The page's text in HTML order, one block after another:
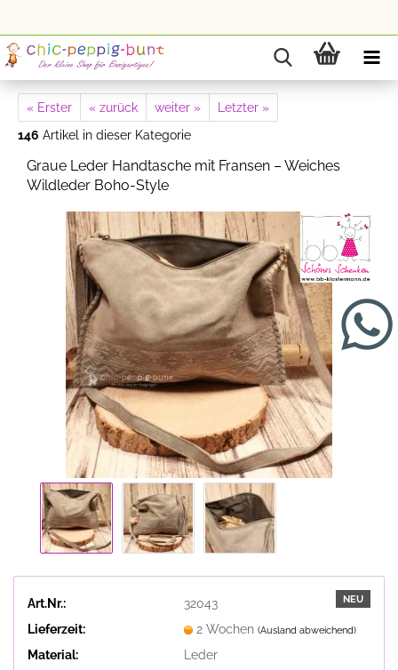
« Erster « zurück weiter »
Letzter »
146 Artikel in dieser Kategorie
Graue Leder Handtasche mit Fransen – Weiches
Wildleder Boho-Style
NEU
Art.Nr.:
32043
Lieferzeit:
2 Wochen (Ausland abweichend)
Material:
Leder